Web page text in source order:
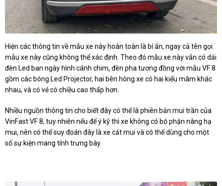
Hiện các thông tin về mẫu xe này hoàn toàn là bí ẩn, ngay cả tên gọi
mẫu xe này cũng không thể xác định. Theo đó mẫu xe này vẫn có dải
đèn Led ban ngày hình cánh chim, đèn pha tương đồng với mẫu VF 8
gồm các bóng Led Projector, hai bên hông xe có hai kiểu mâm khác
nhau, và có vẻ có chiều cao thấp hơn.
Nhiều nguồn thông tin cho biết đây có thể là phiên bản mui trần của
VinFast VF 8, tuy nhiên nếu để ý kỹ thì xe không có bộ phận nâng hạ
mui, nên có thể suy đoán đây là xe cắt mui và có thể dùng cho một
số sự kiện mang tính trưng bày.